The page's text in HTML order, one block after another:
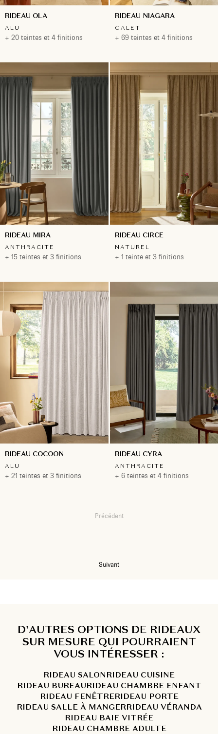
RIDEAU OLA
ALU
+ 20 teintes et 4 finitions
RIDEAU NIAGARA
GALET
+ 69 teintes et 4 finitions
RIDEAU MIRA
ANTHRACITE
+ 15 teintes et 3 finitions
RIDEAU CIRCE
NATUREL
+ 1 teinte et 3 finitions
RIDEAU COCOON
ALU
+ 21 teintes et 3 finitions
RIDEAU CYRA
ANTHRACITE
+ 6 teintes et 4 finitions
Précédent
Suivant
D'AUTRES OPTIONS DE RIDEAUX
SUR MESURE QUI POURRAIENT
VOUS INTÉRESSER :
RIDEAU SALONRIDEAU CUISINE
RIDEAU BUREAURIDEAU CHAMBRE ENFANT
RIDEAU FENÊTRERIDEAU PORTE
RIDEAU SALLE À MANGERRIDEAU VÉRANDA
RIDEAU BAIE VITRÉE
RIDEAU CHAMBRE ADULTE